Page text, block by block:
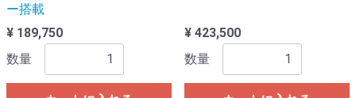
ー搭載
¥ 189,750
数量
¥ 423,500
数量